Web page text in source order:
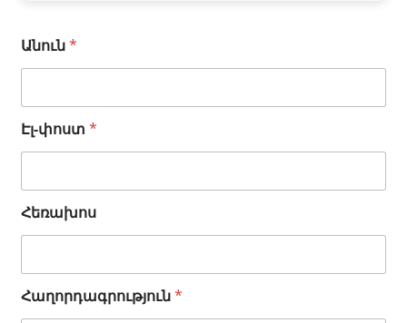
Է
ո
ս
տ
ա
խ
ս
*
Անուն*
Էլ-փոստ*
Հեռախոս
Հաղորդագրություն*